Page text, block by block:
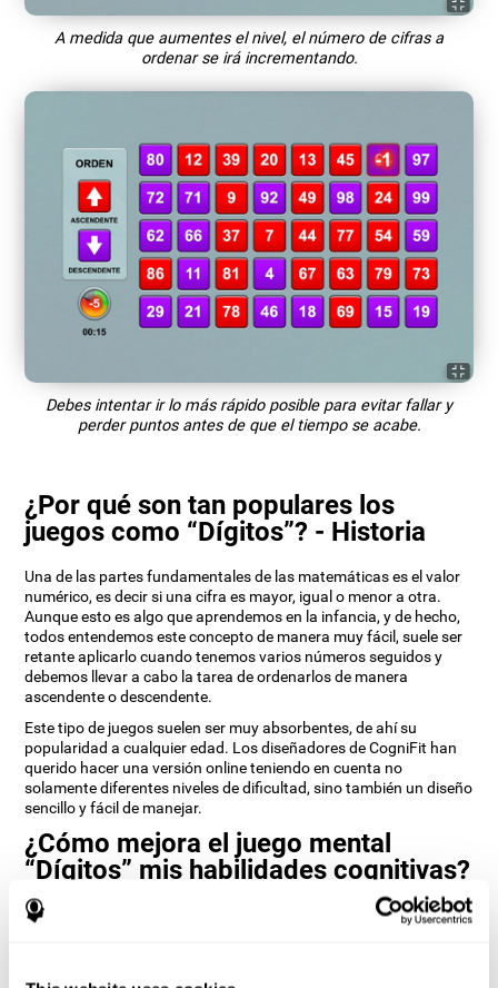
A medida que aumentes el nivel, el número de cifras a
ordenar se irá incrementando.
Debes intentar ir lo más rápido posible para evitar fallar y
perder puntos antes de que el tiempo se acabe.
¿Por qué son tan populares los
juegos como “Dígitos”? - Historia
Una de las partes fundamentales de las matemáticas es el valor
numérico, es decir si una cifra es mayor, igual o menor a otra.
Aunque esto es algo que aprendemos en la infancia, y de hecho,
todos entendemos este concepto de manera muy fácil, suele ser
retante aplicarlo cuando tenemos varios números seguidos y
debemos llevar a cabo la tarea de ordenarlos de manera
ascendente o descendente.
Este tipo de juegos suelen ser muy absorbentes, de ahí su
popularidad a cualquier edad. Los diseñadores de CogniFit han
querido hacer una versión online teniendo en cuenta no
solamente diferentes niveles de dificultad, sino también un diseño
sencillo y fácil de manejar.
¿Cómo mejora el juego mental
“Dígitos” mis habilidades cognitivas?
Utilizar juegos como Digits de CogniFit estimula un patrón de